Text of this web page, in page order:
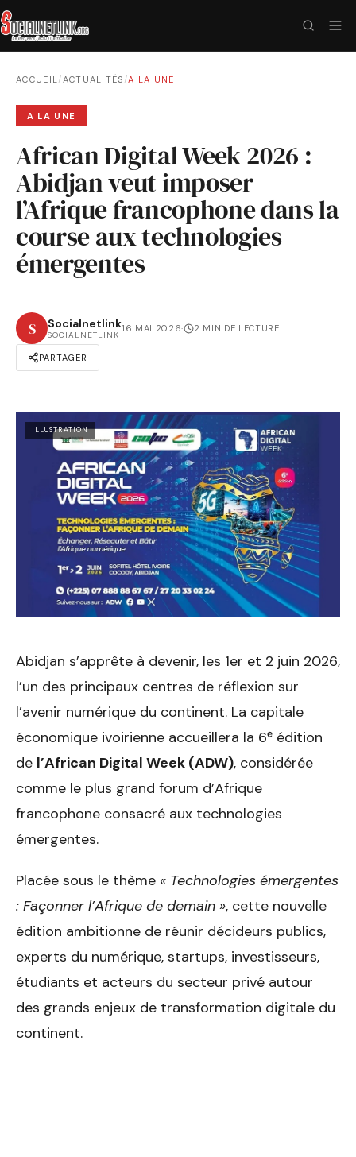
ACCUEIL/ACTUALITÉS /A LA UNE
A LA UNE
African Digital Week 2026 :
Abidjan veut imposer
l’Afrique francophone dans la
course aux technologies
émergentes
S Socialnetlink
SOCIALNETLINK
16 MAI 2026· 2 MIN DE LECTURE
PARTAGER
ILLUSTRATION
Abidjan s’apprête à devenir, les 1er et 2 juin 2026,
l’un des principaux centres de réflexion sur
l’avenir numérique du continent. La capitale
économique ivoirienne accueillera la 6ᵉ édition
de l’African Digital Week (ADW), considérée
comme le plus grand forum d’Afrique
francophone consacré aux technologies
émergentes.
Placée sous le thème « Technologies émergentes
: Façonner l’Afrique de demain », cette nouvelle
édition ambitionne de réunir décideurs publics,
experts du numérique, startups, investisseurs,
étudiants et acteurs du secteur privé autour
des grands enjeux de transformation digitale du
continent.